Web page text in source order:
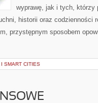
wyprawę, jak i tych, którzy
historii oraz codzienności
przystępnym sposobem
SMART CITIES